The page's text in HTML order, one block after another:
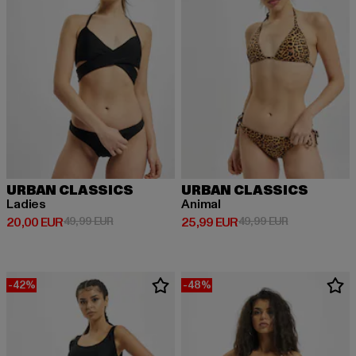
URBAN CLASSICS
Ladies
20,00 EUR
Derzeitiger Preis: 20,00 EUR
49,99 EURAktionspreis: 49,99 EUR
URBAN CLASSICS
Animal
25,99 EUR
Derzeitiger Preis: 25,99 EUR
49,99 EURAktionspreis:
-42% -48%